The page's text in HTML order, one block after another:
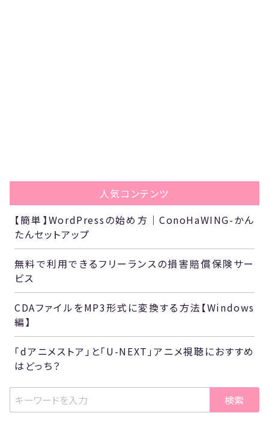
人気コンテンツ
【簡単】WordPressの始め方｜ConoHaWING-かん
たんセットアップ
無料で利用できるフリーランスの損害賠償保険サー
ビス
CDAファイルをMP3形式に変換する方法【Windows
編】
「dアニメストア」と「U-NEXT」アニメ視聴におすすめ
はどっち？
検索